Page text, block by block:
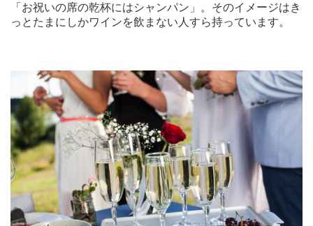
「お祝いの席の乾杯にはシャンパン」。そのイメージはき
っとたまにしかワインを飲まない人すら持っています。